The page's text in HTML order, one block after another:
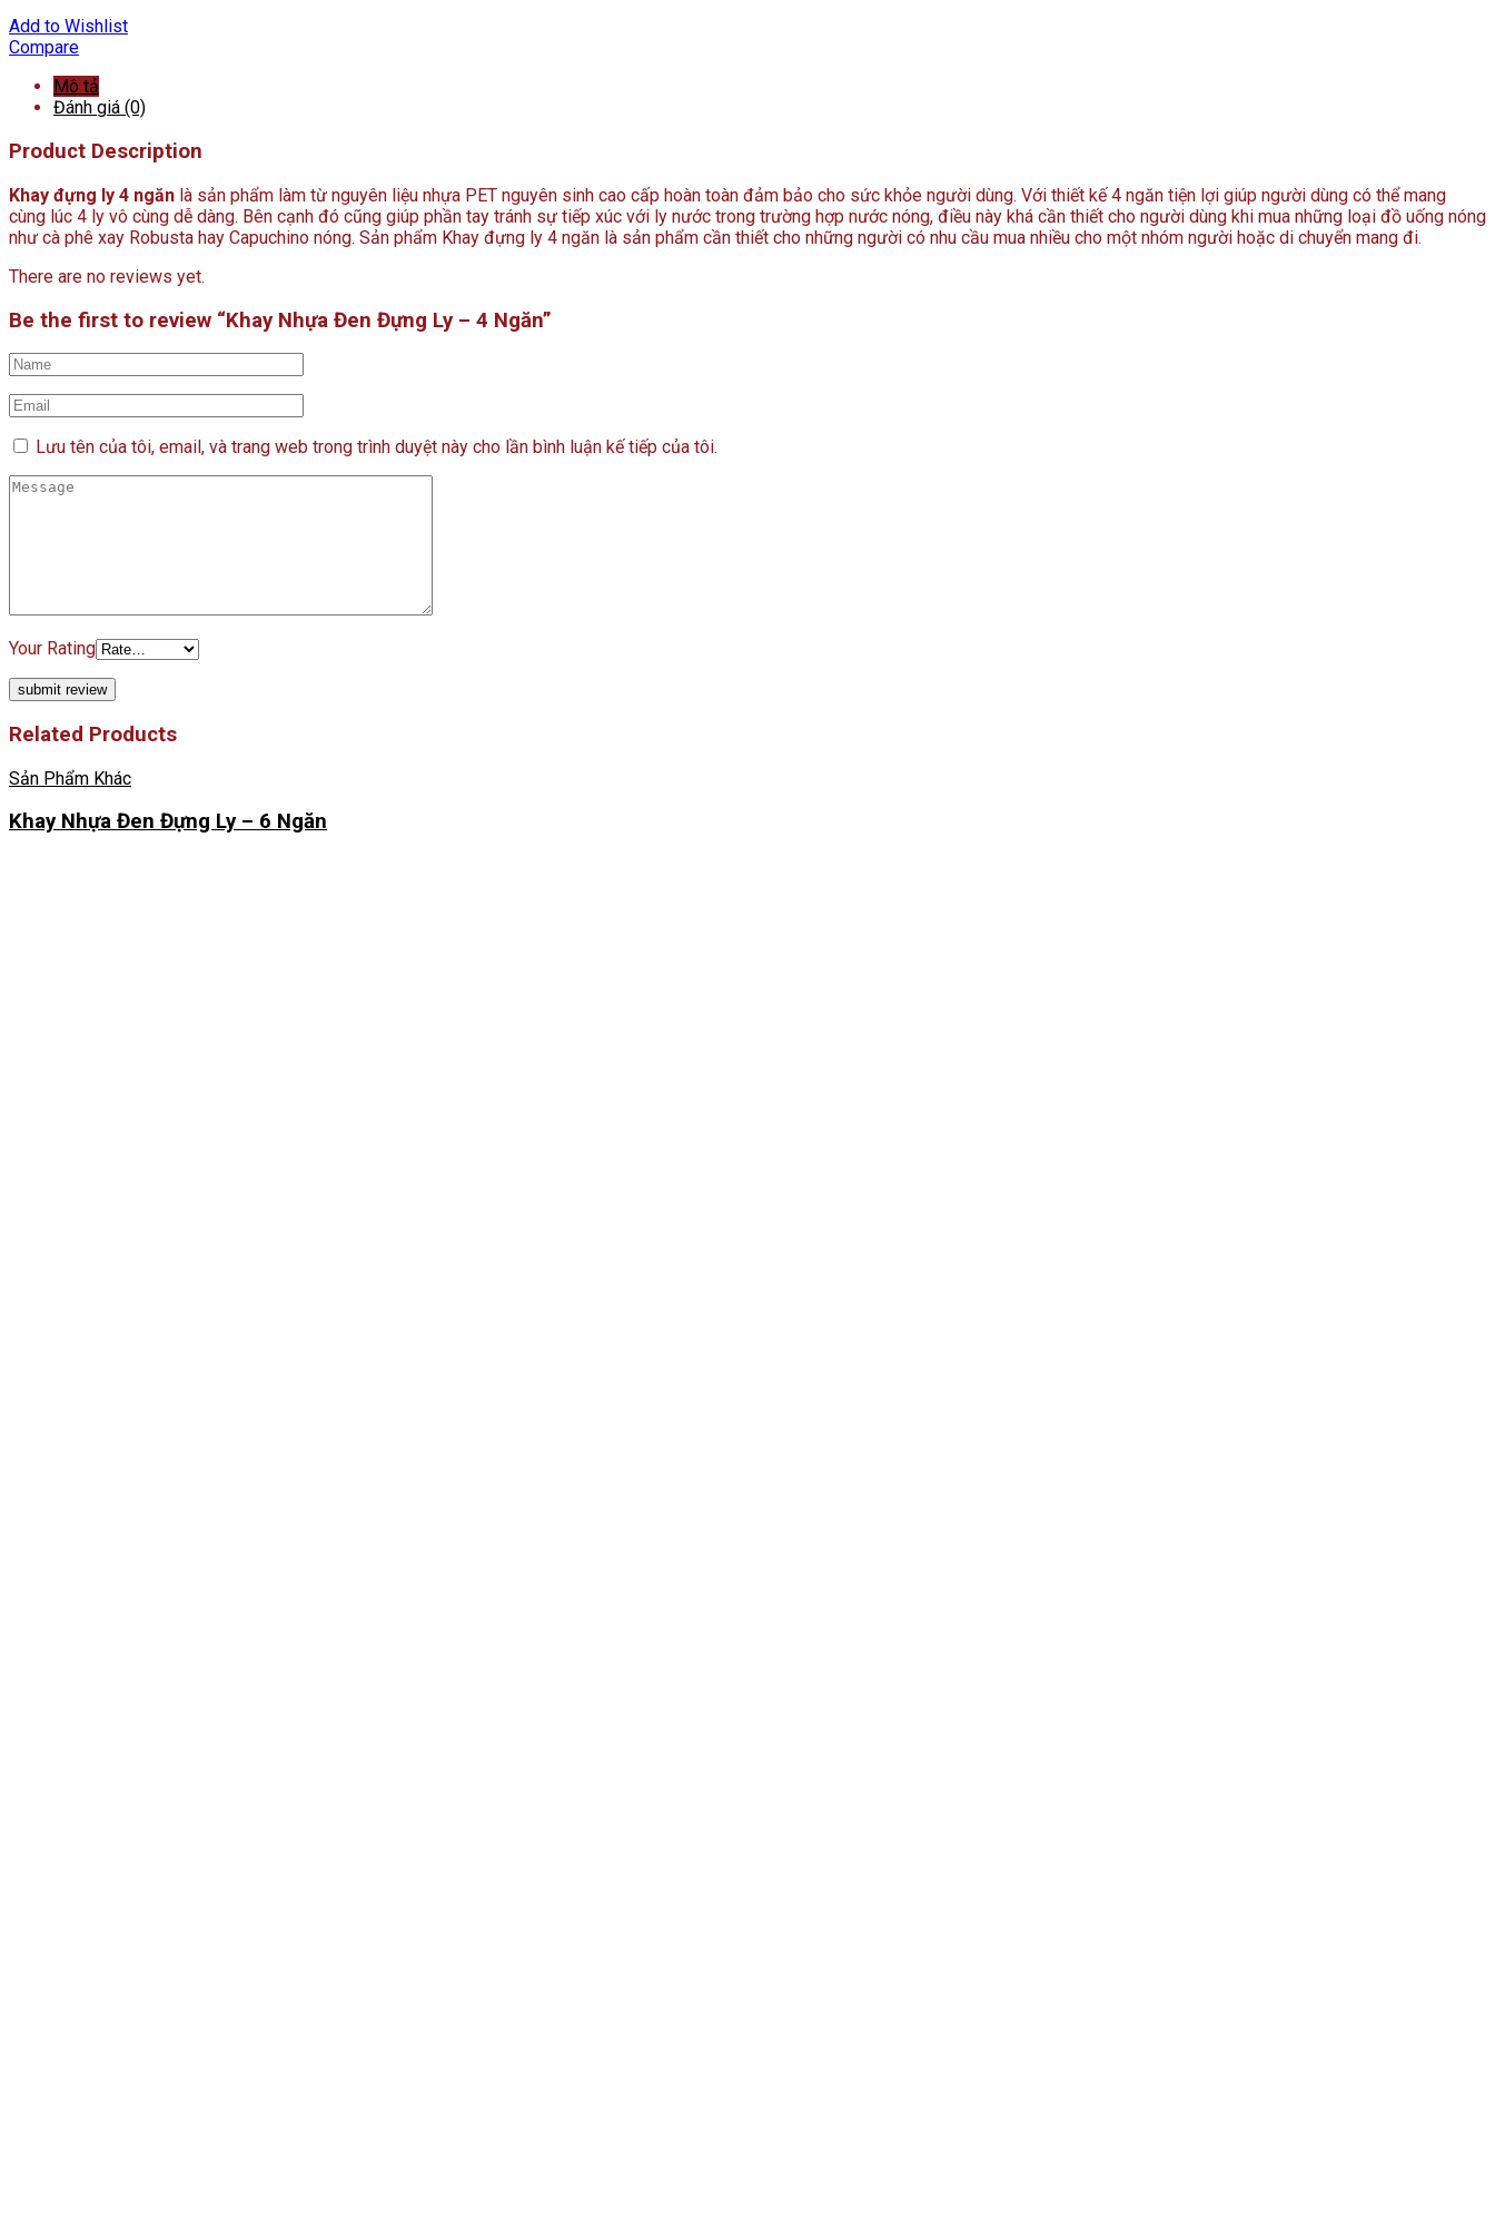
Add to Wishlist
Compare
Mô tả
Đánh giá (0)
Product Description
Khay đựng ly 4 ngăn là sản phẩm làm từ nguyên liệu nhựa PET nguyên sinh cao cấp hoàn toàn đảm bảo cho sức khỏe người dùng. Với thiết kế 4 ngăn tiện lợi giúp người dùng có thể mang
cùng lúc 4 ly vô cùng dễ dàng. Bên cạnh đó cũng giúp phần tay tránh sự tiếp xúc với ly nước trong trường hợp nước nóng, điều này khá cần thiết cho người dùng khi mua những loại đồ uống nóng
như cà phê xay Robusta hay Capuchino nóng. Sản phẩm Khay đựng ly 4 ngăn là sản phẩm cần thiết cho những người có nhu cầu mua nhiều cho một nhóm người hoặc di chuyển mang đi.
There are no reviews yet.
Be the first to review “Khay Nhựa Đen Đựng Ly – 4 Ngăn”
Lưu tên của tôi, email, và trang web trong trình duyệt này cho lần bình luận kế tiếp của tôi.
Your Rating
Related Products
Sản Phẩm Khác
Khay Nhựa Đen Đựng Ly – 6 Ngăn